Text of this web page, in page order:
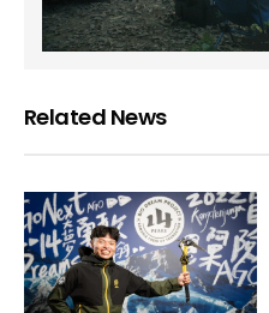
Related News